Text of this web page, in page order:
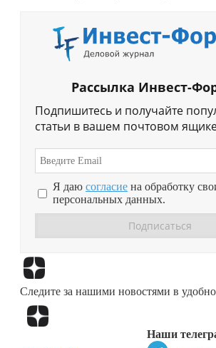
Рассылка Инвест-
Подпишитесь и получайте
статьи в вашем почтовом
Я даю согласие на обработку
персональных данных.
Следите за нашими новостями в
Наши